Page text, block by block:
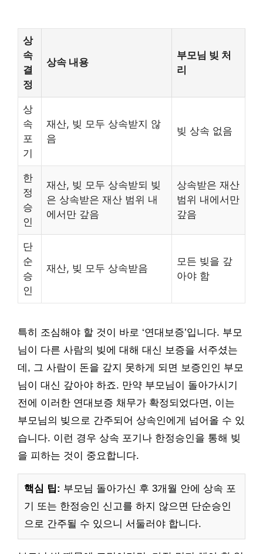
상
속
결
정
상속 내용
부모님 빚 처
리
상
속
포
기
재산, 빚 모두 상속받지 않
음
빚 상속 없음
한
정
승
인
재산, 빚 모두 상속받되 빚
은 상속받은 재산 범위 내
에서만 갚음
상속받은 재산
범위 내에서만
갚음
단
순
승
인
재산, 빚 모두 상속받음
모든 빚을 갚
아야 함
특히 조심해야 할 것이 바로 ‘연대보증’입니다. 부모
님이 다른 사람의 빚에 대해 대신 보증을 서주셨는
데, 그 사람이 돈을 갚지 못하게 되면 보증인인 부모
님이 대신 갚아야 하죠. 만약 부모님이 돌아가시기
전에 이러한 연대보증 채무가 확정되었다면, 이는
부모님의 빚으로 간주되어 상속인에게 넘어올 수 있
습니다. 이런 경우 상속 포기나 한정승인을 통해 빚
을 피하는 것이 중요합니다.
핵심 팁: 부모님 돌아가신 후 3개월 안에 상속 포
기 또는 한정승인 신고를 하지 않으면 단순승인
으로 간주될 수 있으니 서둘러야 합니다.